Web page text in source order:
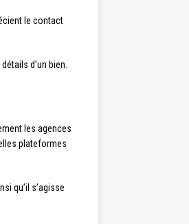
le contact
d’un bien.
les agences
plateformes
qu’il s’agisse